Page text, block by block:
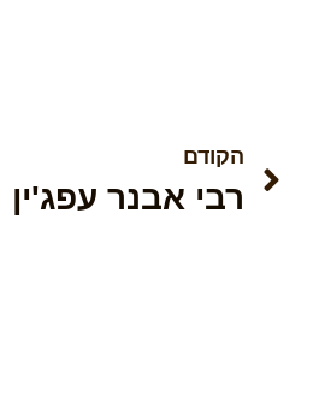
הקודם
רבי אבנר עפג'ין